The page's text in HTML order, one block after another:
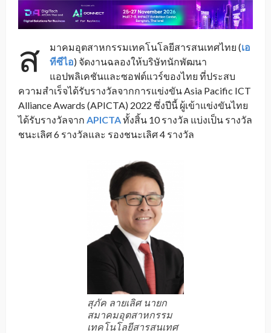
ส มาคมอุตสาหกรรมเทคโนโลยีสารสนเทศไทย (เอ
ทีซีไอ) จัดงานฉลองให้บริษัทนักพัฒนา
แอปพลิเคชันและซอฟต์แวร์ของไทย ที่ประสบ
ความสำเร็จได้รับรางวัลจากการแข่งขัน Asia Pacific ICT
Alliance Awards (APICTA) 2022 ซึ่งปีนี้ ผู้เข้าแข่งขันไทย
ได้รับรางวัลจาก APICTAทั้งสิ้น 10 รางวัล แบ่งเป็น รางวัล
ชนะเลิศ 6 รางวัลและ รองชนะเลิศ 4 รางวัล
สุภัค ลายเลิศ นายก
สมาคมอุตสาหกรรม
เทคโนโลยีสารสนเทศ